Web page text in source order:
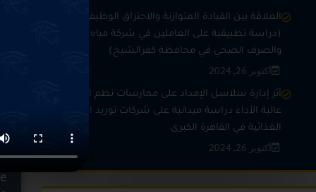
العلاقة بين القيادة المتوازنة والاحتراق الوظيفي
(دراسة تطبيقية على العاملين في شركة مياه الشرب
والصرف الصحي في محافظة كفرالشيخ)
أكتوبر 26, 2024
أثر إدارة سلاسل الإمداد على ممارسات نظم العمل
عالية الأداء دراسة ميدانية على شركات توريد المواد
الغذائية في القاهرة الكبرى
أكتوبر 26, 2024